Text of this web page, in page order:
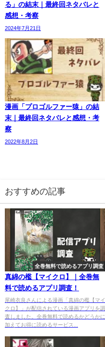
る」の結末｜最終回ネタバレと
感想・考察
2024年7月21日
漫画「プロゴルファー猿」の結
末｜最終回ネタバレと感想・考
察
2022年8月2日
おすすめの記事
全巻無料で読めるアプリ調査
真綿の檻【マイクロ】｜全巻無
料で読めるアプリ調査！
尾崎衣良さんによる漫画「真綿の檻【マイ
クロ】」が配信されている漫画アプリを調
査しました。全巻無料で読めるかどうかに
加えてお得に読めるサービス...